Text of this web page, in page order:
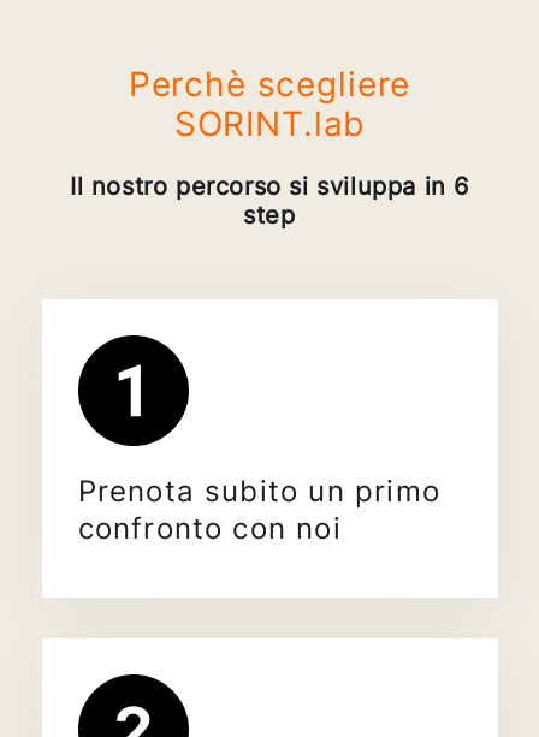
Perchè scegliere
SORINT.lab
Il nostro percorso si sviluppa in 6
step
Prenota subito un primo
confronto con noi